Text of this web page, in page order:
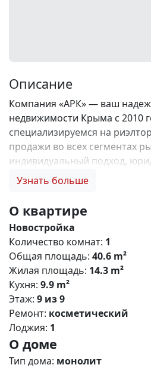
Описание
Компания «АРК» — ваш
недвижимости Крыма с 2010
специализируемся на
продажи во всех сегментах
индивидуальный подход,
объектов и безопасность
комиссии и оформление
Покупку недвижимости по
акции, бонусы, подарки; 3.
каждом застройщике. Ваши
приоритет! 4.
этапах сделки до получения
подарков🎁 🎁 🎁! Купи с
ПОДАРОК! ЖК «Парковые
безусловный комфорт в
районе Симферополя!
сочетает в себе строгие
,прекрасно развитую
Узнать больше
О квартире
Новостройка
Количество комнат: 1
Общая площадь: 40.6 m²
Жилая площадь: 14.3 m²
Кухня: 9.9 m²
Этаж: 9 из 9
Ремонт: косметический
Лоджия: 1
О доме
Тип дома: монолит